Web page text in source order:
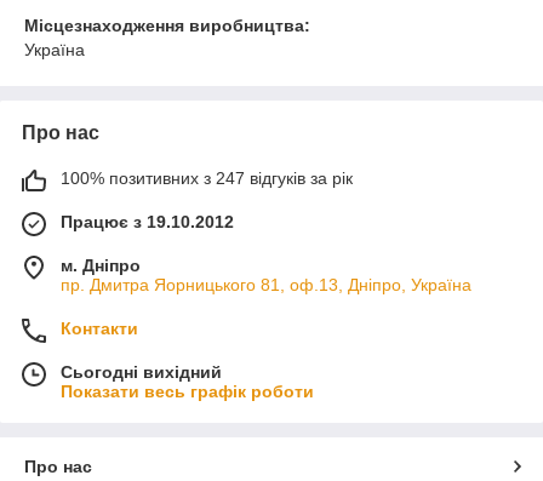
Місцезнаходження виробництва:
Україна
Про нас
100% позитивних з 247 відгуків за рік
Працює з 19.10.2012
м. Дніпро
пр. Дмитра Яорницького 81, оф.13, Дніпро, Україна
Контакти
Сьогодні вихідний
Показати весь графік роботи
Про нас